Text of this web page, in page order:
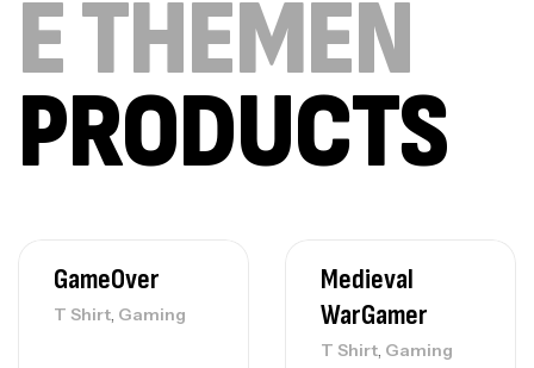
E THEMEN
PRODUCTS
GameOver
T Shirt, Gaming
Medieval
WarGamer
T Shirt, Gaming